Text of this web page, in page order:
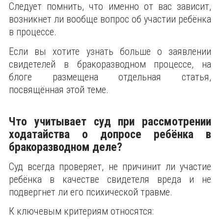
Следует помнить, что именно от вас зависит,
возникнет ли вообще вопрос об участии ребёнка
в процессе.
Если вы хотите узнать больше о заявлении
свидетелей в бракоразводном процессе, на
блоге размещена отдельная статья,
посвящённая этой теме.
Что учитывает суд при рассмотрении
ходатайства о допросе ребёнка в
бракоразводном деле?
Суд всегда проверяет, не причинит ли участие
ребёнка в качестве свидетеля вреда и не
подвергнет ли его психической травме.
К ключевым критериям относятся: